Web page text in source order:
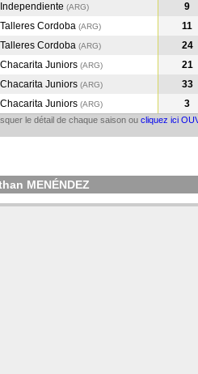
Independiente (ARG)
9
Talleres Cordoba (ARG)
11
Talleres Cordoba (ARG)
24
Chacarita Juniors (ARG)
21
Chacarita Juniors (ARG)
33
Chacarita Juniors (ARG) 3
le détail de chaque saison ou cliquez ici
MENÉNDEZ